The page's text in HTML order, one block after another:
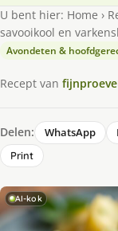
U bent hier: Home ›
savooikool en
Avondeten &
Recept van
Delen: WhatsApp
Print
AI-kok